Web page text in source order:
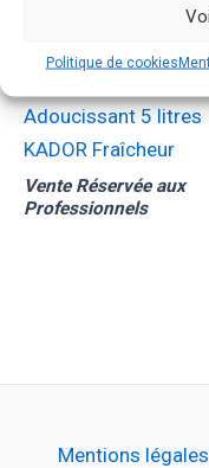
Politique de cookies
Adoucissant 5 litres
KADOR Fraîcheur
Vente Réservée aux
Professionnels
Mentions